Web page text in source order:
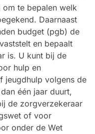
om te bepalen welk
Daarnaast
budget (pgb) de
en bepaalt
is. U kunt bij de
hulp en
jeugdhulp volgens de
één jaar duurt,
de zorgverzekeraar
of voor
onder de Wet